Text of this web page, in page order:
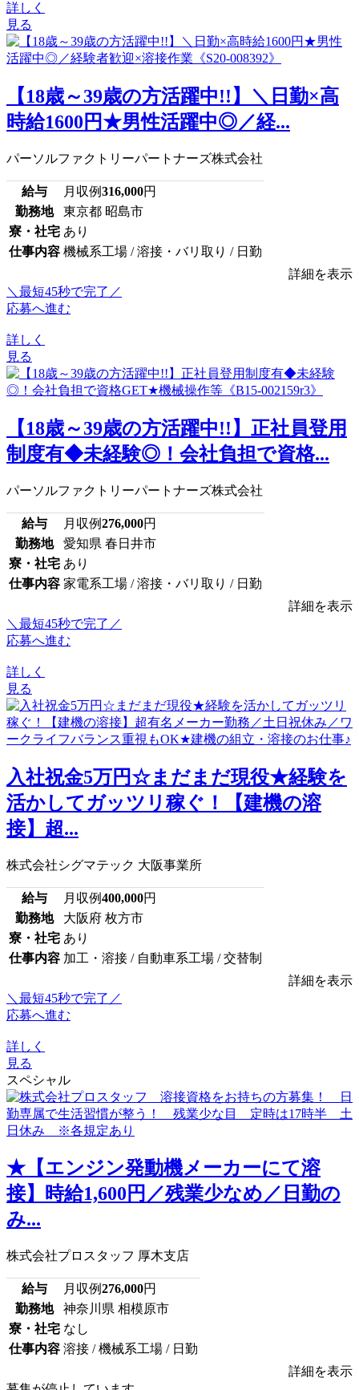
詳しく
見る
【18歳～39歳の方活躍中!!】＼日勤×高
時給1600円★男性活躍中◎／経...
パーソルファクトリーパートナーズ株式会社
給与 月収例316,000円
勤務地
東京都 昭島市
寮・社宅 あり
仕事内容 機械系工場 / 溶接・バリ取り / 日勤
詳細を表示
＼最短45秒で完了／
応募へ進む
詳しく
見る
【18歳～39歳の方活躍中!!】正社員登用
制度有◆未経験◎！会社負担で資格...
パーソルファクトリーパートナーズ株式会社
給与 月収例276,000円
勤務地
愛知県 春日井市
寮・社宅 あり
仕事内容 家電系工場 / 溶接・バリ取り / 日勤
詳細を表示
＼最短45秒で完了／
応募へ進む
詳しく
見る
入社祝金5万円☆まだまだ現役★経験を
活かしてガッツリ稼ぐ！【建機の溶
接】超...
株式会社シグマテック 大阪事業所
給与 月収例400,000円
勤務地
大阪府 枚方市
寮・社宅 あり
仕事内容 加工・溶接 / 自動車系工場 / 交替制
詳細を表示
＼最短45秒で完了／
応募へ進む
詳しく
見る
スペシャル
★【エンジン発動機メーカーにて溶
接】時給1,600円／残業少なめ／日勤の
み...
株式会社プロスタッフ 厚木支店
給与 月収例276,000円
勤務地
神奈川県 相模原市
寮・社宅 なし
仕事内容 溶接 / 機械系工場 / 日勤
詳細を表示